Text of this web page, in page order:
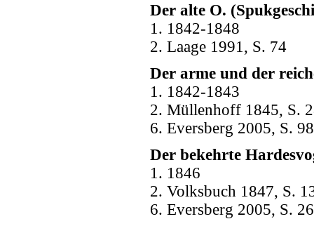
Der alte O.
1. 1842-1848
2. Laage 1991, S. 74
Der arme und der
1. 1842-1843
2. Müllenhoff 1845, S.
6. Eversberg 2005, S. 98
Der bekehrte
1. 1846
2. Volksbuch 1847, S.
6. Eversberg 2005, S.